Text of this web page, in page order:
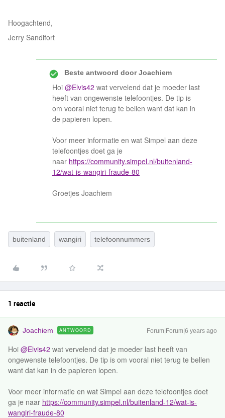
Hoogachtend,
Jerry Sandifort
Beste antwoord doorJoachiem
Hoi @Elvis42 wat vervelend dat je moeder last
heeft van ongewenste telefoontjes. De tip is
om vooral niet terug te bellen want dat kan in
de papieren lopen.
Voor meer informatie en wat Simpel aan deze
telefoontjes doet ga je
naar https://community.simpel.nl/buitenland-
12/wat-is-wangiri-fraude-80
Groetjes Joachiem
buitenland wangiri telefoonnummers
1 reactie
Joachiem ANTWOORD Forum|Forum|6 years ago
Hoi @Elvis42 wat vervelend dat je moeder last heeft van
ongewenste telefoontjes. De tip is om vooral niet terug te bellen
want dat kan in de papieren lopen.
Voor meer informatie en wat Simpel aan deze telefoontjes doet
ga je naar https://community.simpel.nl/buitenland-12/wat-is-
wangiri-fraude-80